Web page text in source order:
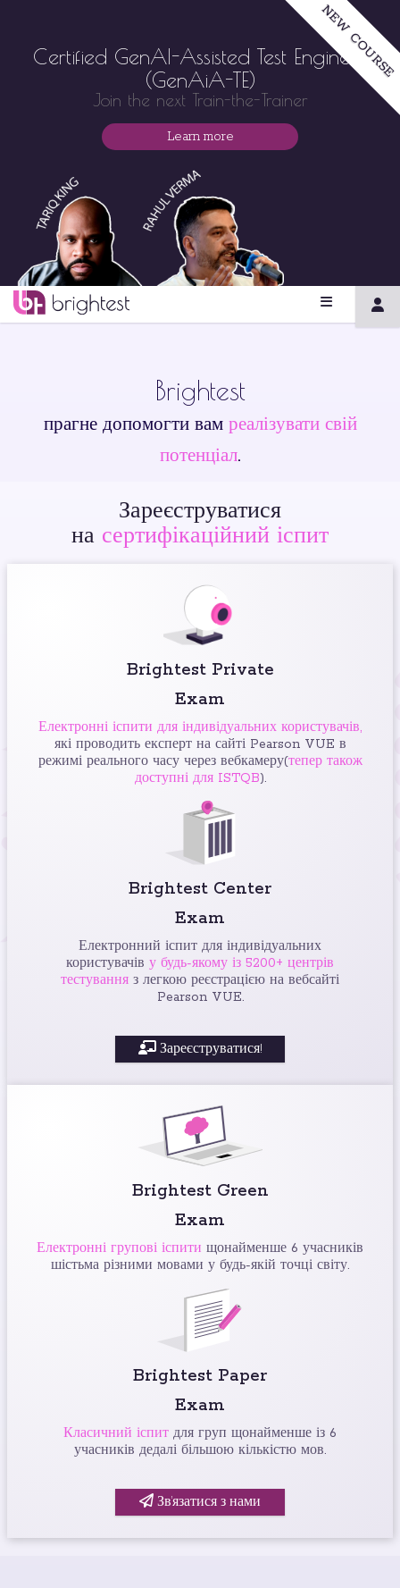
Certified GenAI-Assisted Test Engineer
(GenAiA-TE)
Join the next Train-the-Trainer
Learn more
NEW COURSE
Brightest
прагне допомогти вам реалізувати свій
потенціал.
Зареєструватися
на сертифікаційний іспит
Brightest Private
Exam
Електронні іспити для індивідуальних користувачів,
які проводить експерт на сайті Pearson VUE в
режимі реального часу через вебкамеру(тепер також
доступні для ISTQB).
Brightest Center
Exam
Електронний іспит для індивідуальних
користувачів у будь-якому із 5200+ центрів
тестування з легкою реєстрацією на вебсайті
Pearson VUE.
Зареєструватися!
Brightest Green
Exam
Електронні групові іспити щонайменше 6 учасників
шістьма різними мовами у будь-якій точці світу.
Brightest Paper
Exam
Класичний іспит для груп щонайменше із 6
учасників дедалі більшою кількістю мов.
Зв’язатися з нами